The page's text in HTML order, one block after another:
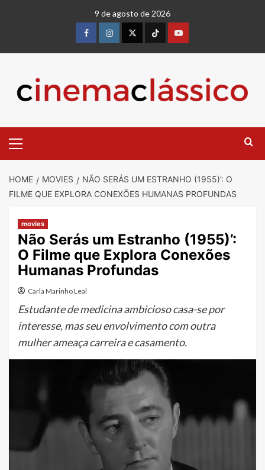
9 de agosto de 2026
HOME MOVIES
NÃO SERÁS UM ESTRANHO (1955)’: O
FILME QUE EXPLORA CONEXÕES HUMANAS PROFUNDAS
movies
Não Serás um Estranho (1955)’:
O Filme que Explora Conexões
Humanas Profundas
Carla Marinho Leal
Estudante de medicina ambicioso casa-se por
interesse, mas seu envolvimento com outra
mulher ameaça carreira e casamento.